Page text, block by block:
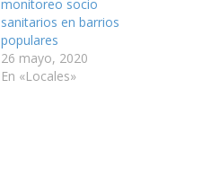
monitoreo socio
sanitarios en barrios
populares
26 mayo, 2020
En «Locales»